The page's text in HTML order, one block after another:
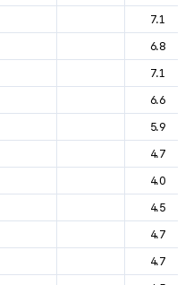
7.1
6.8
7.1
6.6
5.9
4.7
4.0
4.5
4.7
4.7